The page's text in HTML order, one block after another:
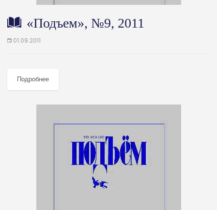
«Подъем», №9, 2011
01.09.2011
Подробнее